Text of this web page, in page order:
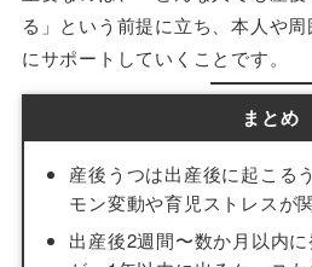
る」という前提に立ち、本人や
にサポートしていくことです。
まとめ
産後うつは出産後に起こる
モン変動や育児ストレスが
出産後2週間〜数か月以内